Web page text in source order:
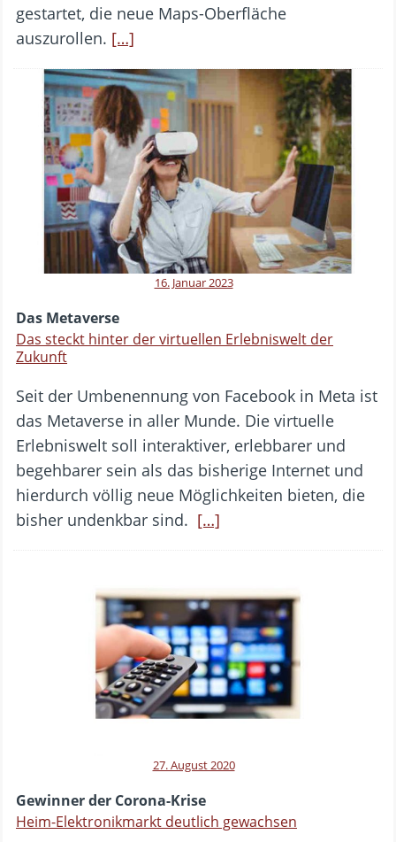
gestartet, die neue Maps-Oberfläche
auszurollen. […]
16. Januar 2023
Das Metaverse
Das steckt hinter der virtuellen Erlebniswelt der
Zukunft
Seit der Umbenennung von Facebook in Meta ist
das Metaverse in aller Munde. Die virtuelle
Erlebniswelt soll interaktiver, erlebbarer und
begehbarer sein als das bisherige Internet und
hierdurch völlig neue Möglichkeiten bieten, die
bisher undenkbar sind. […]
27. August 2020
Gewinner der Corona-Krise
Heim-Elektronikmarkt deutlich gewachsen